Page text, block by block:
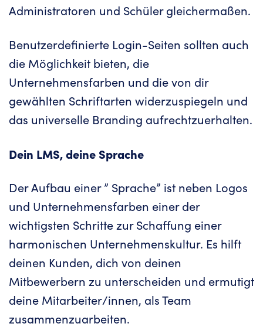
Administratoren und Schüler gleichermaßen.
Benutzerdefinierte Login-Seiten sollten auch
die Möglichkeit bieten, die
Unternehmensfarben und die von dir
gewählten Schriftarten widerzuspiegeln und
das universelle Branding aufrechtzuerhalten.
Dein LMS, deine Sprache
Der Aufbau einer ” Sprache” ist neben Logos
und Unternehmensfarben einer der
wichtigsten Schritte zur Schaffung einer
harmonischen Unternehmenskultur. Es hilft
deinen Kunden, dich von deinen
Mitbewerbern zu unterscheiden und ermutigt
deine Mitarbeiter/innen, als Team
zusammenzuarbeiten.